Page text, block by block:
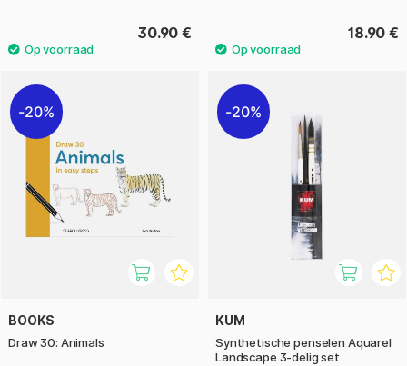
30.90 € 18.90 €
20%
BOOKS
Draw 30: Animals
20%
KUM
Synthetische penselen Aquarel
Landscape 3-delig set